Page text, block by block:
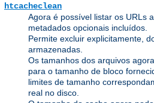
htcacheclean
Agora é possível listar os URLs
metadados opcionais incluídos.
Permite excluir explicitamente,
armazenadas.
Os tamanhos dos arquivos
para o tamanho de bloco
limites de tamanho
real no disco.